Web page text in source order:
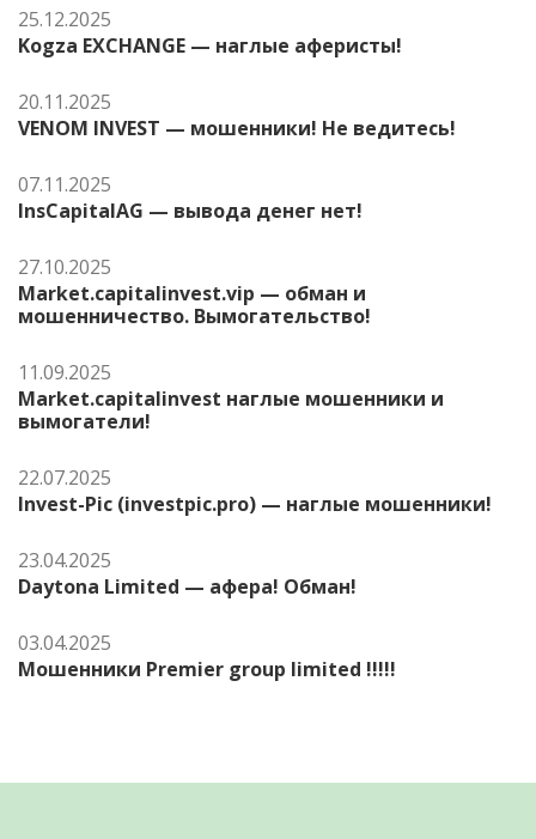
25.12.2025
Kogza EXCHANGE — наглые аферисты!
20.11.2025
VENOM INVEST — мошенники! Не ведитесь!
07.11.2025
InsCapitalAG — вывода денег нет!
27.10.2025
Market.capitalinvest.vip — обман и
мошенничество. Вымогательство!
11.09.2025
Market.capitalinvest наглые мошенники и
вымогатели!
22.07.2025
Invest-Pic (investpic.pro) — наглые мошенники!
23.04.2025
Daytona Limited — афера! Обман!
03.04.2025
Мошенники Premier group limited !!!!!